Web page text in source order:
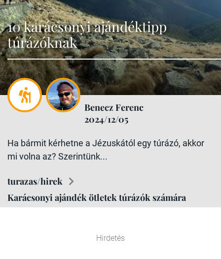
10 karácsonyi ajándéktipp
túrázóknak
Benecz Ferenc
2024/12/05
Ha bármit kérhetne a Jézuskától egy túrázó, akkor
mi volna az? Szerintünk...
turazas/hirek
Karácsonyi ajándék ötletek túrázók számára
Hirdetés